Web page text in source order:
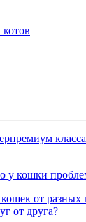
у кошки
от разных
от друга?